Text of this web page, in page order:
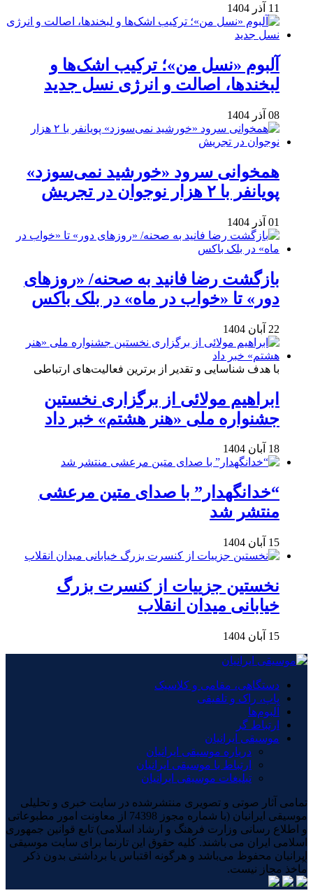
×
11 آذر 1404
آلبوم «نسل من»؛ ترکیب اشک‌ها و
لبخندها، اصالت و انرژی نسل جدید
08 آذر 1404
همخوانی سرود «خورشید نمی‌سوزد»
پویانفر با ۲ هزار نوجوان در تجریش
01 آذر 1404
بازگشت رضا فانید به صحنه/ «روزهای
دور» تا «خواب در ماه» در بلک باکس
22 آبان 1404
با هدف شناسایی و تقدیر از برترین فعالیت‌های ارتباطی
ابراهیم مولائی از برگزاری نخستین
جشنواره ملی «هنر هشتم» خبر داد
18 آبان 1404
“خدانگهدار” با صدای متین مرعشی
منتشر شد
15 آبان 1404
نخستین جزییات از کنسرت بزرگ
خیابانی میدان انقلاب
15 آبان 1404
دستگاهی، مقامی و کلاسیک
پاپ، راک و تلفیقی
آلبوم‌ها
ارتباط گر
موسیقی ایرانیان
درباره موسیقی ایرانیان
ارتباط با موسیقی ایرانیان
تبلیغات موسیقی ایرانیان
تمامی آثار صوتی و تصویری منتشرشده در سایت خبری و تحلیلی
موسیقی ایرانیان (با شماره مجوز 74398 از معاونت امور مطبوعاتی
و اطلاع رسانی وزارت فرهنگ و ارشاد اسلامی) تابع قوانین جمهوری
اسلامی ایران می باشند. کلیه حقوق این تارنما برای سایت موسیقی
ایرانیان محفوظ می‌باشد و هرگونه اقتباس یا برداشتی بدون ذکر
ماخذ مجاز نیست.